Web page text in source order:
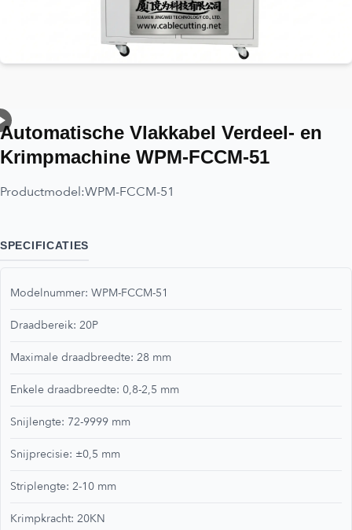
Automatische Vlakkabel Verdeel- en
Krimpmachine WPM-FCCM-51
Productmodel:WPM-FCCM-51
SPECIFICATIES
Modelnummer: WPM-FCCM-51
Draadbereik: 20P
Maximale draadbreedte: 28 mm
Enkele draadbreedte: 0,8-2,5 mm
Snijlengte: 72-9999 mm
Snijprecisie: ±0,5 mm
Striplengte: 2-10 mm
Krimpkracht: 20KN